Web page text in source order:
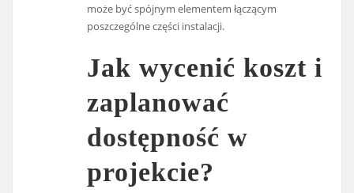
może być spójnym elementem łączącym
poszczególne części instalacji.
Jak wycenić koszt i
zaplanować
dostępność w
projekcie?